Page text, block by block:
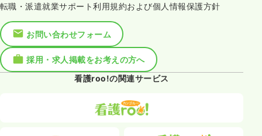
転職・派遣就業サポート利用規約および個人情報保護方針
お問い合わせフォーム
採用・求人掲載をお考えの方へ
看護roo!の関連サービス